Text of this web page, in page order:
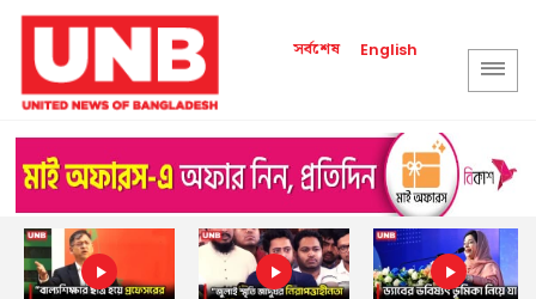
সর্বশেষ English